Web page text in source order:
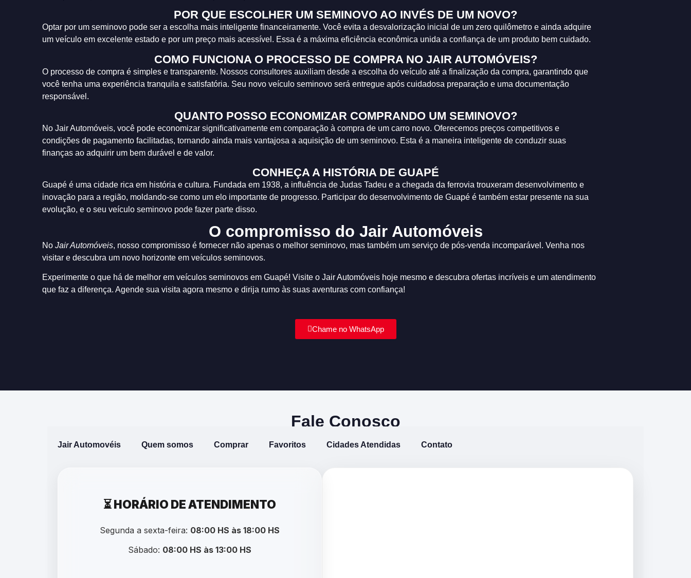
POR QUE ESCOLHER UM SEMINOVO AO INVÉS DE UM NOVO?
Optar por um seminovo pode ser a escolha mais inteligente financeiramente. Você evita a desvalorização inicial de um zero quilômetro e ainda adquire
um veículo em excelente estado e por um preço mais acessível. Essa é a máxima eficiência econômica unida a confiança de um produto bem cuidado.
COMO FUNCIONA O PROCESSO DE COMPRA NO JAIR AUTOMÓVEIS?
O processo de compra é simples e transparente. Nossos consultores auxiliam desde a escolha do veículo até a finalização da compra, garantindo que
você tenha uma experiência tranquila e satisfatória. Seu novo veículo seminovo será entregue após cuidadosa preparação e uma documentação
responsável.
QUANTO POSSO ECONOMIZAR COMPRANDO UM SEMINOVO?
No Jair Automóveis, você pode economizar significativamente em comparação à compra de um carro novo. Oferecemos preços competitivos e
condições de pagamento facilitadas, tornando ainda mais vantajosa a aquisição de um seminovo. Esta é a maneira inteligente de conduzir suas
finanças ao adquirir um bem durável e de valor.
CONHEÇA A HISTÓRIA DE GUAPÉ
Guapé é uma cidade rica em história e cultura. Fundada em 1938, a influência de Judas Tadeu e a chegada da ferrovia trouxeram desenvolvimento e
inovação para a região, moldando-se como um elo importante de progresso. Participar do desenvolvimento de Guapé é também estar presente na sua
evolução, e o seu veículo seminovo pode fazer parte disso.
O compromisso do Jair Automóveis
No Jair Automóveis, nosso compromisso é fornecer não apenas o melhor seminovo, mas também um serviço de pós-venda incomparável. Venha nos
visitar e descubra um novo horizonte em veículos seminovos.
Experimente o que há de melhor em veículos seminovos em Guapé! Visite o Jair Automóveis hoje mesmo e descubra ofertas incríveis e um atendimento
que faz a diferença. Agende sua visita agora mesmo e dirija rumo às suas aventuras com confiança!
Chame no WhatsApp
Fale Conosco
Jair Automovéis Quem somos Comprar Favoritos Cidades Atendidas Contato
⏳ HORÁRIO DE ATENDIMENTO
Segunda a sexta-feira: 08:00 HS às 18:00 HS
Sábado: 08:00 HS às 13:00 HS